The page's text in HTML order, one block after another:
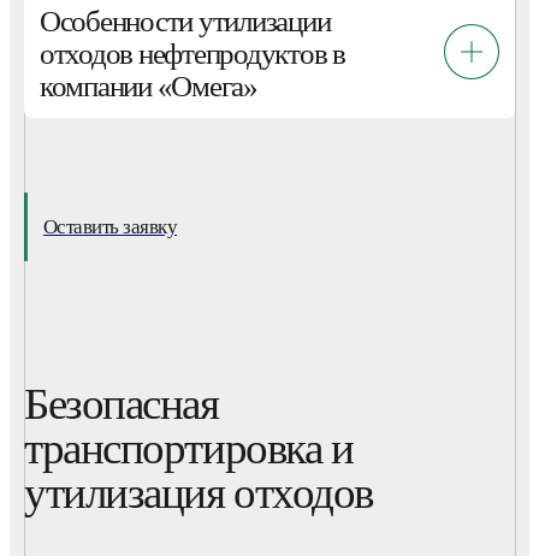
Особенности утилизации
отходов нефтепродуктов в
компании «Омега»
Оставить заявку
Безопасная
транспортировка и
утилизация отходов